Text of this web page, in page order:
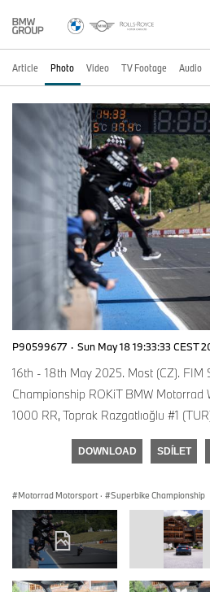
Article Photo Video TV Footage Audio
P90599677 · Sun May 18 19:33:33 CEST
16th - 18th May 2025. Most (CZ). FIM
Championship ROKiT BMW Motorrad
1000 RR, Toprak Razgatlıoğlu #1
DOWNLOAD SDÍLET
Motorrad Motorsport · Superbike Championship